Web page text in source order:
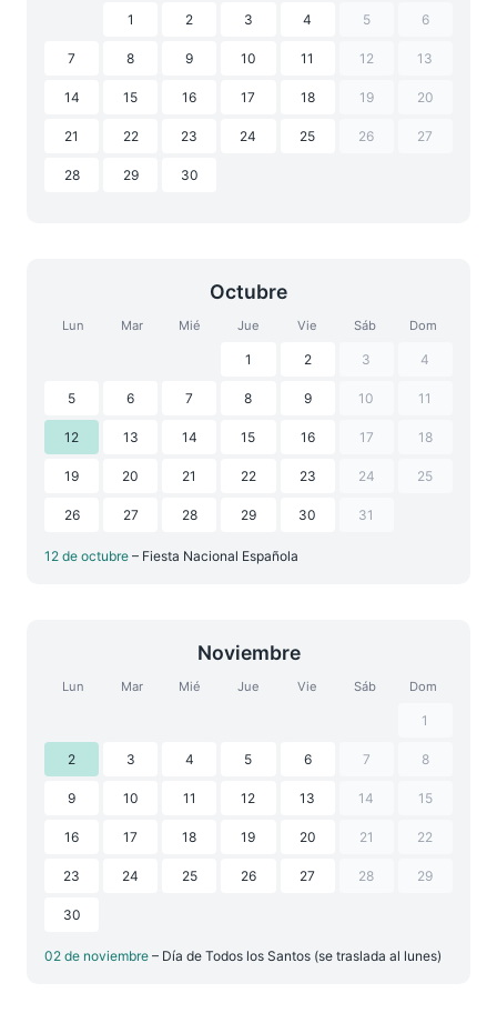
1 2 3 4 5 6
7 8 9 10 11 12 13
14 15 16 17 18 19 20
21 22 23 24 25 26 27
28 29 30
Octubre
Lun Mar Mié Jue Vie Sáb Dom
1 2 3 4
5 6 7 8 9 10 11
12 13 14 15 16 17 18
19 20 21 22 23 24 25
26 27 28 29 30 31
12 de octubre – Fiesta Nacional Española
Noviembre
Lun Mar Mié Jue Vie Sáb Dom
1
2 3 4 5 6 7 8
9 10 11 12 13 14 15
16 17 18 19 20 21 22
23 24 25 26 27 28 29
30
02 de noviembre – Día de Todos los Santos (se traslada al lunes)